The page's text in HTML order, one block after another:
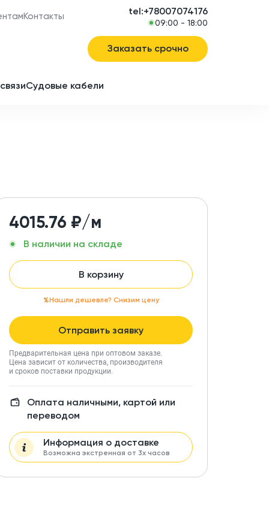
Контакты tel:+78007074176
09:00 - 18:00
Заказать срочно
Судовые кабели
4015.76 ₽/м
В наличии на складе
В корзину
Нашли дешевле? Снизим цену
Отправить заявку
Предварительная цена при оптовом заказе.
Цена зависит от количества, производителя
и сроков поставки продукции.
Оплата наличными, картой или
переводом
Информация о доставке
Возможна экстренная от 3х часов